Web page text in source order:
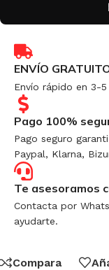
ENVÍO
Envío rápido en 3-
Pago 100%
Pago seguro
Paypal, Klarna,
Te asesoramos
Contacta por
ayudarte.
Compara